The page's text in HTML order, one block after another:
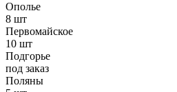
Ополье
8 шт
Первомайское
10 шт
Подгорье
под заказ
Поляны